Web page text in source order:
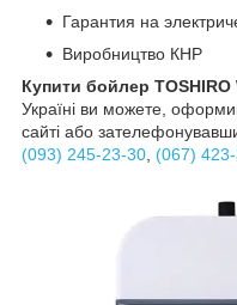
Гарантия на
Виробництво КНР
Купити бойлер TOSHIRO
Україні ви можете,
сайті або
(093) 245-23-30 (067)